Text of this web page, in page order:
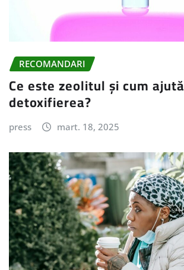
RECOMANDARI
Ce este zeolitul și cum ajută
detoxifierea?
press mart. 18, 2025